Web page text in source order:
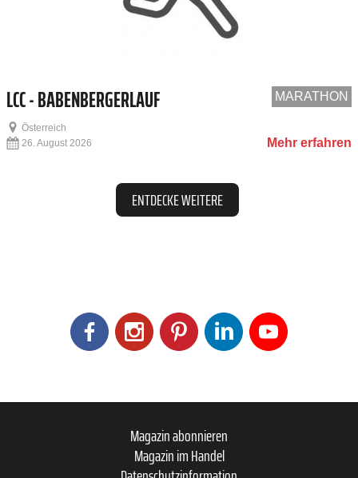
MARATHON
LCC - BABENBERGERLAUF
Österreich
Mehr erfahren
26. August 2026
ENTDECKE WEITERE
Magazin abonnieren
Magazin im Handel